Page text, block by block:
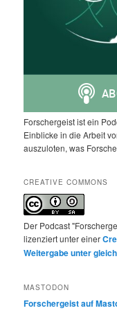
Forschergeist ist ein
Einblicke in die Arbeit
auszuloten, was
CREATIVE COMMONS
Der Podcast
lizenziert unter einer
Weitergabe unter
MASTODON
Forschergeist auf